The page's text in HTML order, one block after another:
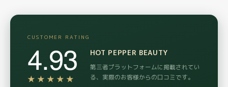
CUSTOMER RATING
4.93
★★★★★
HOT PEPPER BEAUTY
第三者プラットフォームに掲載されてい
る、実際のお客様からの口コミです。